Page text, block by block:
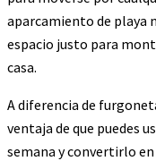
aparcamiento de playa
espacio justo para
casa.
A diferencia de
ventaja de que puedes
semana y convertirlo